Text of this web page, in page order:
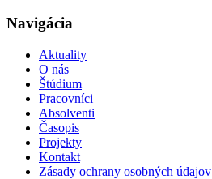
Navigácia
Aktuality
O nás
Štúdium
Pracovníci
Absolventi
Časopis
Projekty
Kontakt
Zásady ochrany osobných údajov